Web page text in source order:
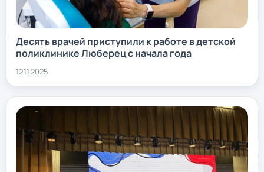
Десять врачей приступили к работе в детской
поликлинике Люберец с начала года
12.11.2025